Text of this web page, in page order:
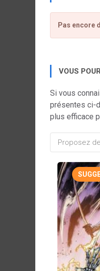
Pas encore
VOUS
Si vous
présentes ci-
plus efficace